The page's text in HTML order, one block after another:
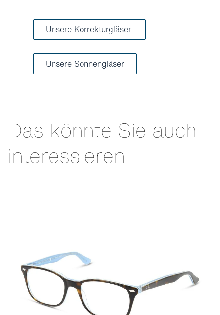
Unsere Korrekturgläser
Unsere Sonnengläser
Das könnte Sie auch
interessieren